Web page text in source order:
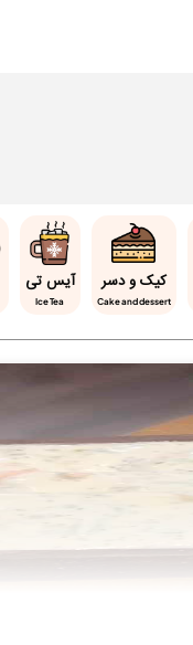
کیک و دسر
Cake and dessert
آیس تی
Ice Tea